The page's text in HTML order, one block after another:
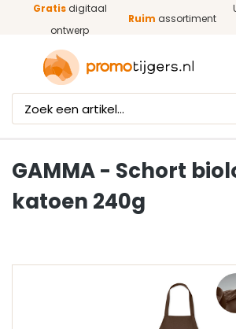
Ga naar de hoofdinhoud
Gratisdigitaal
ontwerp
Ruim assortiment
GAMMA - Schort
katoen 240g